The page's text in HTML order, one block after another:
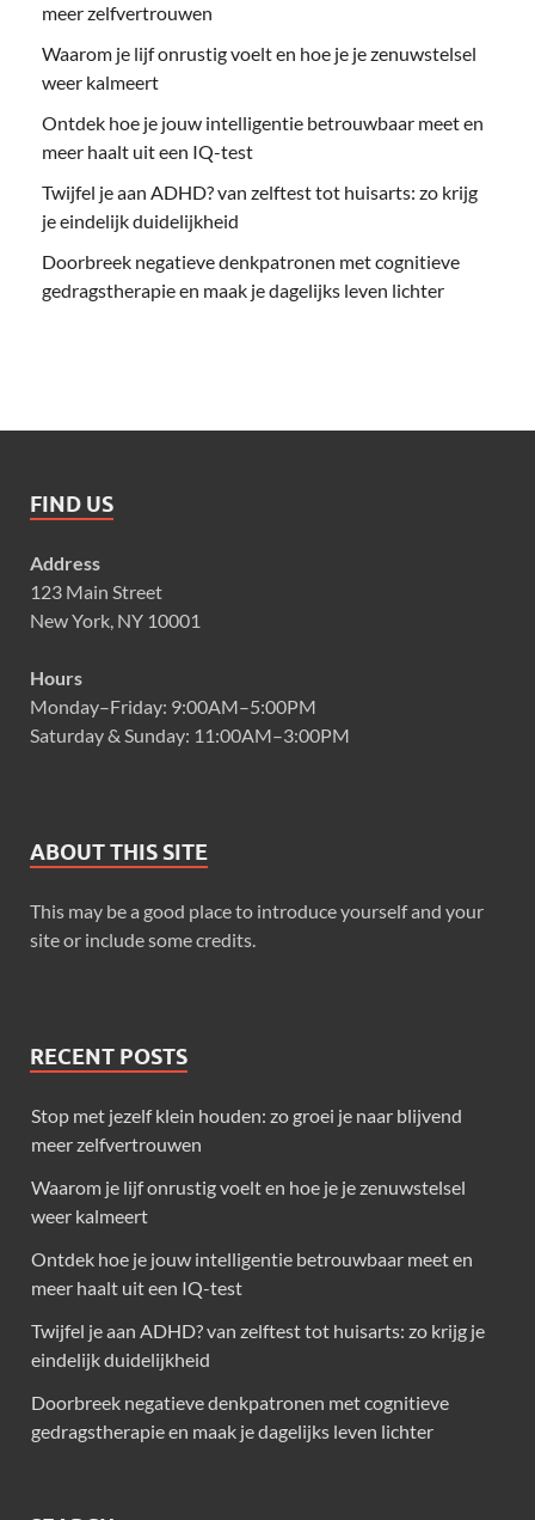
meer zelfvertrouwen
Waarom je lijf onrustig voelt en hoe je je zenuwstelsel
weer kalmeert
Ontdek hoe je jouw intelligentie betrouwbaar meet en
meer haalt uit een IQ-test
Twijfel je aan ADHD? van zelftest tot huisarts: zo krijg
je eindelijk duidelijkheid
Doorbreek negatieve denkpatronen met cognitieve
gedragstherapie en maak je dagelijks leven lichter
FIND US
Address
123 Main Street
New York, NY 10001
Hours
Monday–Friday: 9:00AM–5:00PM
Saturday & Sunday: 11:00AM–3:00PM
ABOUT THIS SITE
This may be a good place to introduce yourself and your
site or include some credits.
RECENT POSTS
Stop met jezelf klein houden: zo groei je naar blijvend
meer zelfvertrouwen
Waarom je lijf onrustig voelt en hoe je je zenuwstelsel
weer kalmeert
Ontdek hoe je jouw intelligentie betrouwbaar meet en
meer haalt uit een IQ-test
Twijfel je aan ADHD? van zelftest tot huisarts: zo krijg je
eindelijk duidelijkheid
Doorbreek negatieve denkpatronen met cognitieve
gedragstherapie en maak je dagelijks leven lichter